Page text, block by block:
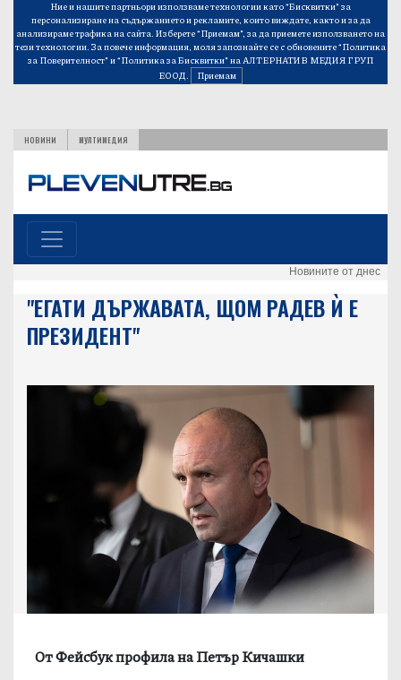
Ние и нашите партньори използваме технологии като “Бисквитки” за
персонализиране на съдържанието и рекламите, които виждате, както и за да
анализираме трафика на сайта. Изберете “Приемам”, за да приемете използването на
тези технологии. За повече информация, моля запознайте се с обновените“Политика
за Поверителност”и“Политика за Бисквитки”на АЛТЕРНАТИВ МЕДИЯ ГРУП
ЕООД.
Приемам
НОВИНИ МУЛТИМЕДИЯ
Новините от днес
"ЕГАТИ ДЪРЖАВАТА, ЩОМ РАДЕВ Ѝ Е
ПРЕЗИДЕНТ"
От Фейсбук профила на Петър Кичашки